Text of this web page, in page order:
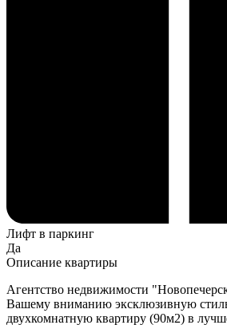
Лифт в паркинг
Да
Описание квартиры
Агентство недвижимости
Вашему вниманию эксклюзивную
двухкомнатную квартиру (90м2) в